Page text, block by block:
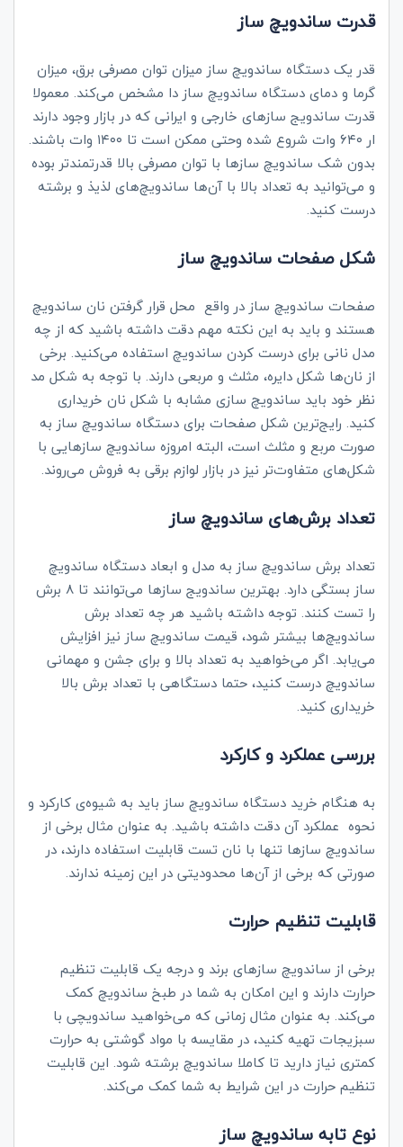
قدرت ساندویچ ساز
قدر یک دستگاه ساندویچ ساز میزان توان مصرفی برق، میزان
گرما و دمای دستگاه ساندویچ ساز دا مشخص می‌کند. معمولا
قدرت ساندویج ساز‌های خارجی و ایرانی که در بازار وجود دارند
ار ۶۴۰ وات شروع شده وحتی ممکن است تا ۱۴۰۰ وات باشند‌.
بدون شک ساندویچ سازها با توان مصرفی بالا قدرتمندتر بوده
و می‌توانید به تعداد بالا با آن‌ها ساندویچ‌های لذیذ و برشته
درست کنید.
شکل صفحات ساندویچ ساز
صفحات ساندویچ ساز در واقع محل قرار گرفتن نان ساندویچ
هستند و باید به این نکته مهم دقت داشته باشید که از چه
مدل نانی برای درست کردن ساندویچ استفاده می‌کنید. برخی
از نان‌ها شکل دایره، مثلث و مربعی دارند. با توجه به شکل مد
نظر خود باید ساندویچ سازی مشابه با شکل نان خریداری
کنید. رایج‌ترین شکل صفحات برای دستگاه ساندویچ ساز به
صورت مربع و مثلث است، البته امروزه ساندویچ سازهایی با
شکل‌های متفاوت‌تر نیز در بازار لوازم برقی به فروش می‌روند.
تعداد برش‌های ساندویچ ساز
تعداد برش ساندویچ ساز به مدل و ابعاد دستگاه ساندویچ
ساز بستگی دارد. بهترین ساندویج سازها می‌توانند تا ۸ برش
را تست کنند. توجه داشته باشید هر چه تعداد برش
ساندویچ‌ها بیشتر شود، قیمت ساندویچ ساز نیز افزایش
می‌یابد. اگر می‌خواهید به تعداد بالا و برای جشن و مهمانی
ساندویچ درست کنید، حتما دستگاهی با تعداد برش بالا
خریداری کنید.
بررسی عملکرد و کارکرد
به هنگام خرید دستگاه ساندویچ ساز باید به شیوه‌ی کارکرد و
نحوه عملکرد آن دقت داشته باشید. به عنوان مثال برخی از
ساندویچ سازها تنها با نان تست قابلیت استفاده دارند، در
صورتی که برخی از آن‌ها محدودیتی در این زمینه ندارند.
قابلیت تنظیم حرارت
برخی از ساندویچ سازهای برند و درجه یک قابلیت تنظیم
حرارت دارند و این امکان به شما در طبخ ساندویچ کمک
می‌کند. به عنوان مثال زمانی که می‌خواهید ساندویچی با
سبزیجات تهیه کنید، در مقایسه با مواد گوشتی به حرارت
کمتری نیاز دارید تا کاملا ساندویچ برشته شود. این قابلیت
تنظیم حرارت در این شرایط به شما کمک می‌کند.
نوع تابه ساندویچ ساز